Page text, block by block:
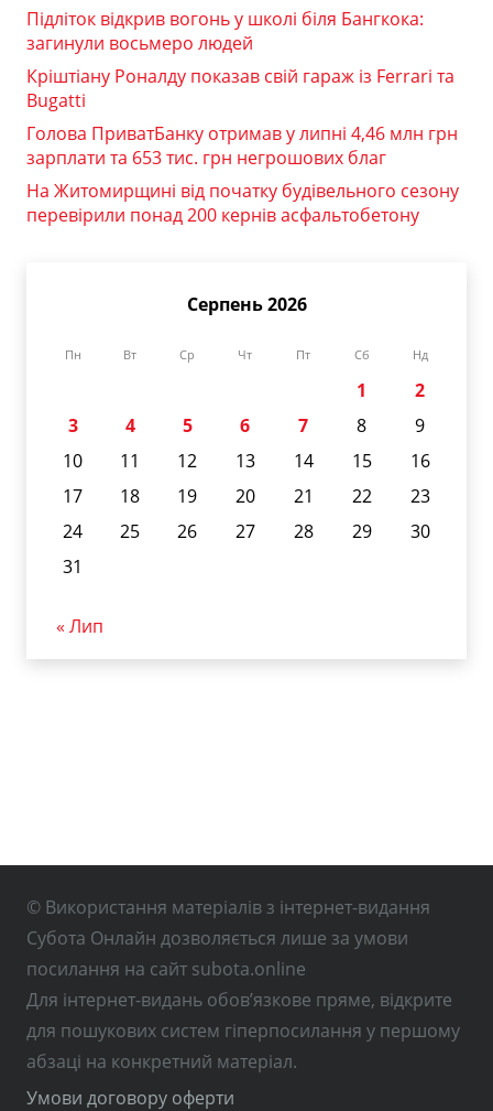
Підліток відкрив вогонь у школі біля Бангкока:
загинули восьмеро людей
Кріштіану Роналду показав свій гараж із Ferrari та
Bugatti
Голова ПриватБанку отримав у липні 4,46 млн грн
зарплати та 653 тис. грн негрошових благ
На Житомирщині від початку будівельного сезону
перевірили понад 200 кернів асфальтобетону
Серпень 2026
Пн Вт Ср Чт Пт Сб Нд
1
2
3
4 5 6 7 8
9
10
11 12 13 14 15
16
17
18 19 20 21 22
23
24
25 26 27 28 29
30
31
« Лип
© Використання матеріалів з інтернет-видання
Субота Онлайн дозволяється лише за умови
посилання на сайт subota.online
Для інтернет-видань обов’язкове пряме, відкрите
для пошукових систем гіперпосилання у першому
абзаці на конкретний матеріал.
Умови договору оферти